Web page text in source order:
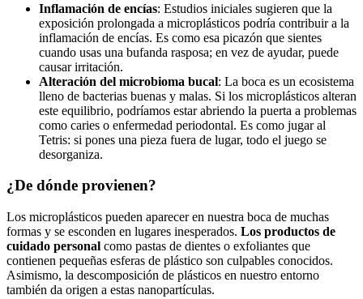
Inflamación de encías: Estudios iniciales sugieren que la
exposición prolongada a microplásticos podría contribuir a la
inflamación de encías. Es como esa picazón que sientes
cuando usas una bufanda rasposa; en vez de ayudar, puede
causar irritación.
Alteración del microbioma bucal: La boca es un ecosistema
lleno de bacterias buenas y malas. Si los microplásticos alteran
este equilibrio, podríamos estar abriendo la puerta a problemas
como caries o enfermedad periodontal. Es como jugar al
Tetris: si pones una pieza fuera de lugar, todo el juego se
desorganiza.
¿De dónde provienen?
Los microplásticos pueden aparecer en nuestra boca de muchas
formas y se esconden en lugares inesperados. Los productos de
cuidado personal como pastas de dientes o exfoliantes que
contienen pequeñas esferas de plástico son culpables conocidos.
Asimismo, la descomposición de plásticos en nuestro entorno
también da origen a estas nanopartículas.